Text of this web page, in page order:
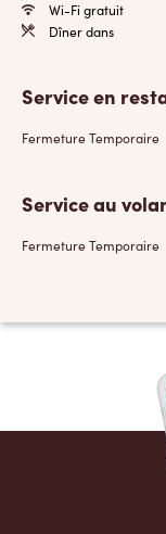
Wi-Fi gratuit
Dîner dans
Service en
Fermeture Temporaire
Service au
Fermeture Temporaire